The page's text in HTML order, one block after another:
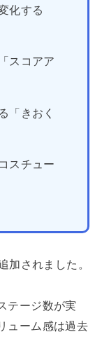
化する
スコアア
「きおく
スチュー
加されました。
テージ数が実
ューム感は過去